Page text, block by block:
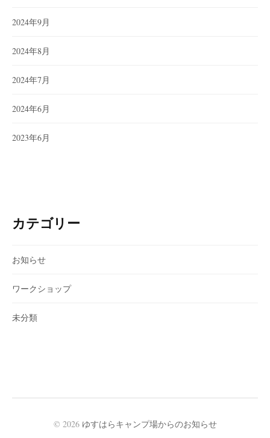
2024年9月
2024年8月
2024年7月
2024年6月
2023年6月
カテゴリー
お知らせ
ワークショップ
未分類
© 2026 ゆすはらキャンプ場からのお知らせ